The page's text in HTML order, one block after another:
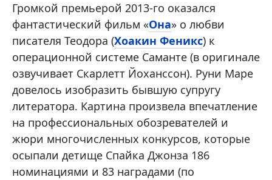
Громкой премьерой 2013-го оказался
фантастический фильм «Она» о любви
писателя Теодора (Хоакин Феникс) к
операционной системе Саманте (в оригинале
озвучивает Скарлетт Йоханссон). Руни Маре
довелось изобразить бывшую супругу
литератора. Картина произвела впечатление
на профессиональных обозревателей и
жюри многочисленных конкурсов, которые
осыпали детище Спайка Джонза 186
номинациями и 83 наградами (по